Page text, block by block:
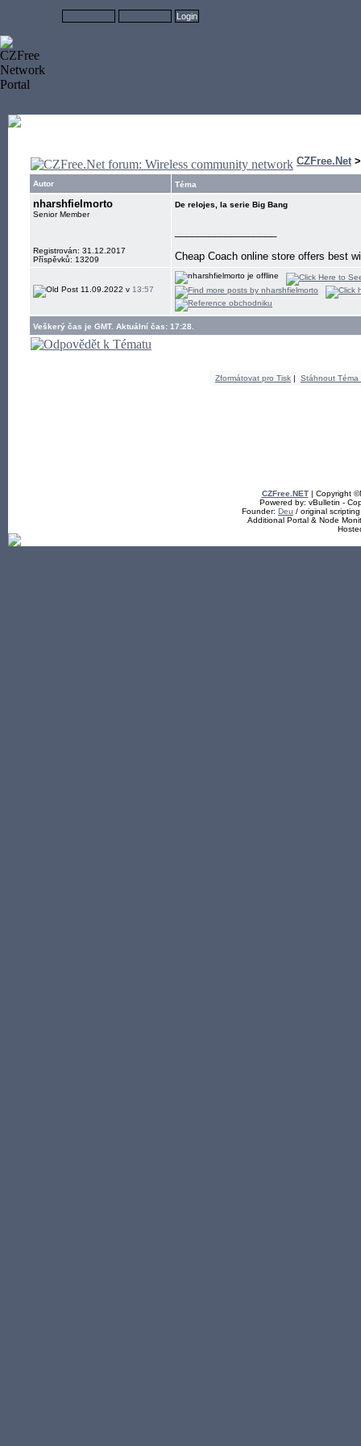
CZFree.Net
Autor Téma
nharshfielmorto
Senior Member
Registrován: 31.12.2017
Příspěvků: 13209
De relojes, la serie Big Bang
Cheap Coach online store offers best
11.09.2022 v 13:57
Veškerý čas je GMT. Aktuální čas: 17:28.
Zformátovat pro Tisk | Stáhnout Téma
CZFree.NET| Copyright
Powered by: vBulletin -
Founder: Deu / original
Additional Portal & Node